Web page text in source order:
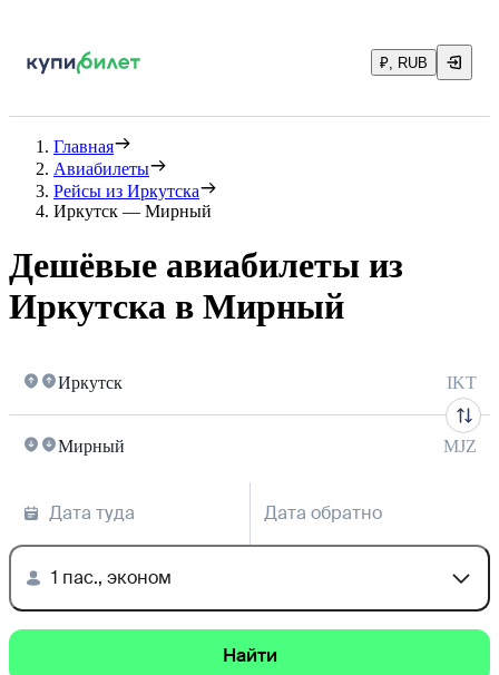
₽, RUB
Главная
Авиабилеты
Рейсы из Иркутска
Иркутск — Мирный
Дешёвые авиабилеты из
Иркутска в Мирный
Иркутск IKT
Мирный MJZ
Дата туда Дата обратно
1 пас., эконом
Найти